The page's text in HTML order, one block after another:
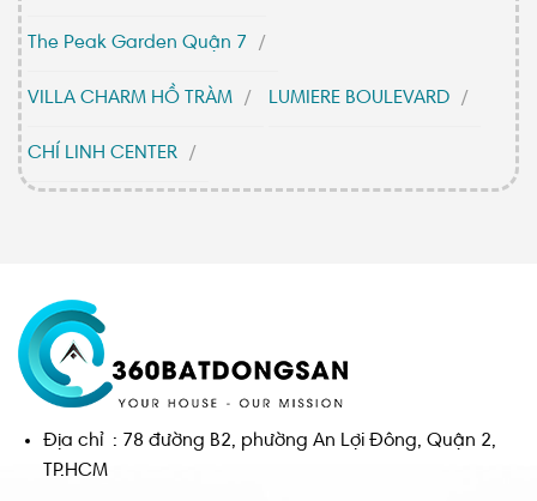
The Peak Garden Quận 7
VILLA CHARM HỒ TRÀM LUMIERE BOULEVARD
CHÍ LINH CENTER
Địa chỉ : 78 đường B2, phường An Lợi Đông, Quận 2,
TP.HCM